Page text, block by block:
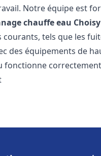
Notre équipe est
chauffe eau
tels que les
des équipements de
fonctionne